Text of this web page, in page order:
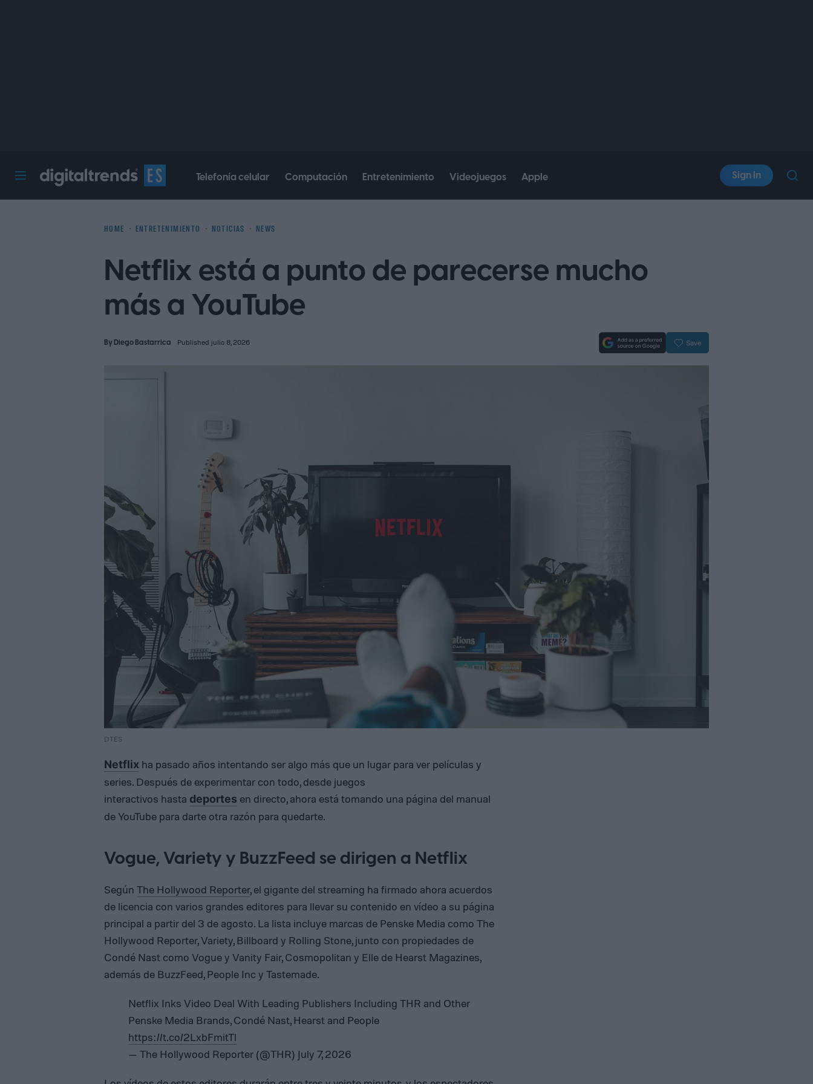
Telefonía celular Computación Entretenimiento Videojuegos Apple Sign In
HOME ENTRETENIMIENTO NOTICIAS NEWS
Netflix está a punto de parecerse mucho
más a YouTube
ByDiego Bastarrica Published julio 8, 2026 Save
DTES
Netflix ha pasado años intentando ser algo más que un lugar para ver películas y
series. Después de experimentar con todo, desde juegos
interactivos hasta deportes en directo, ahora está tomando una página del manual
de YouTube para darte otra razón para quedarte.
Vogue, Variety y BuzzFeed se dirigen a Netflix
Según The Hollywood Reporter, el gigante del streaming ha firmado ahora acuerdos
de licencia con varios grandes editores para llevar su contenido en vídeo a su página
principal a partir del 3 de agosto. La lista incluye marcas de Penske Media como The
Hollywood Reporter, Variety, Billboard y Rolling Stone, junto con propiedades de
Condé Nast como Vogue y Vanity Fair, Cosmopolitan y Elle de Hearst Magazines,
además de BuzzFeed, People Inc y Tastemade.
Netflix Inks Video Deal With Leading Publishers Including THR and Other
Penske Media Brands, Condé Nast, Hearst and People
https://t.co/2LxbFmitTl
— The Hollywood Reporter (@THR) July 7, 2026